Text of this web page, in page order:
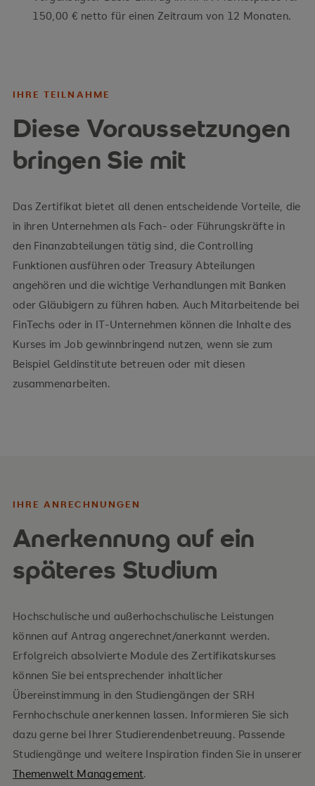
150,00 € netto für einen Zeitraum von 12 Monaten.
IHRE TEILNAHME
Diese Voraussetzungen
bringen Sie mit
Das Zertifikat bietet all denen entscheidende Vorteile, die
in ihren Unternehmen als Fach- oder Führungskräfte in
den Finanzabteilungen tätig sind, die Controlling
Funktionen ausführen oder Treasury Abteilungen
angehören und die wichtige Verhandlungen mit Banken
oder Gläubigern zu führen haben. Auch Mitarbeitende bei
FinTechs oder in IT-Unternehmen können die Inhalte des
Kurses im Job gewinnbringend nutzen, wenn sie zum
Beispiel Geldinstitute betreuen oder mit diesen
zusammenarbeiten.
IHRE ANRECHNUNGEN
Anerkennung auf ein
späteres Studium
Hochschulische und außerhochschulische Leistungen
können auf Antrag angerechnet/anerkannt werden.
Erfolgreich absolvierte Module des Zertifikatskurses
können Sie bei entsprechender inhaltlicher
Übereinstimmung in den Studiengängen der SRH
Fernhochschule anerkennen lassen. Informieren Sie sich
dazu gerne bei Ihrer Studierendenbetreuung. Passende
Studiengänge und weitere Inspiration finden Sie in unserer
Themenwelt Management.